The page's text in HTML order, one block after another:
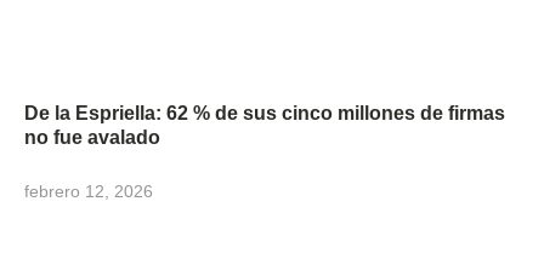
De la Espriella: 62 % de sus cinco millones de firmas
no fue avalado
febrero 12, 2026